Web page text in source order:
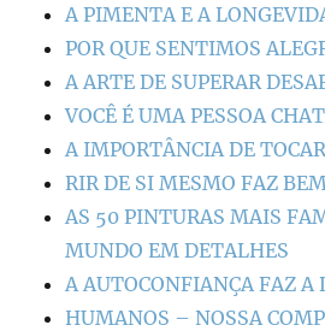
A PIMENTA E A
POR QUE SENTIMOS
A ARTE DE SUPERAR
VOCÊ É UMA PESSOA
A IMPORTÂNCIA DE
RIR DE SI MESMO FAZ
AS 50 PINTURAS MAIS
MUNDO EM DETALHES
A AUTOCONFIANÇA FAZ A
HUMANOS – NOSSA